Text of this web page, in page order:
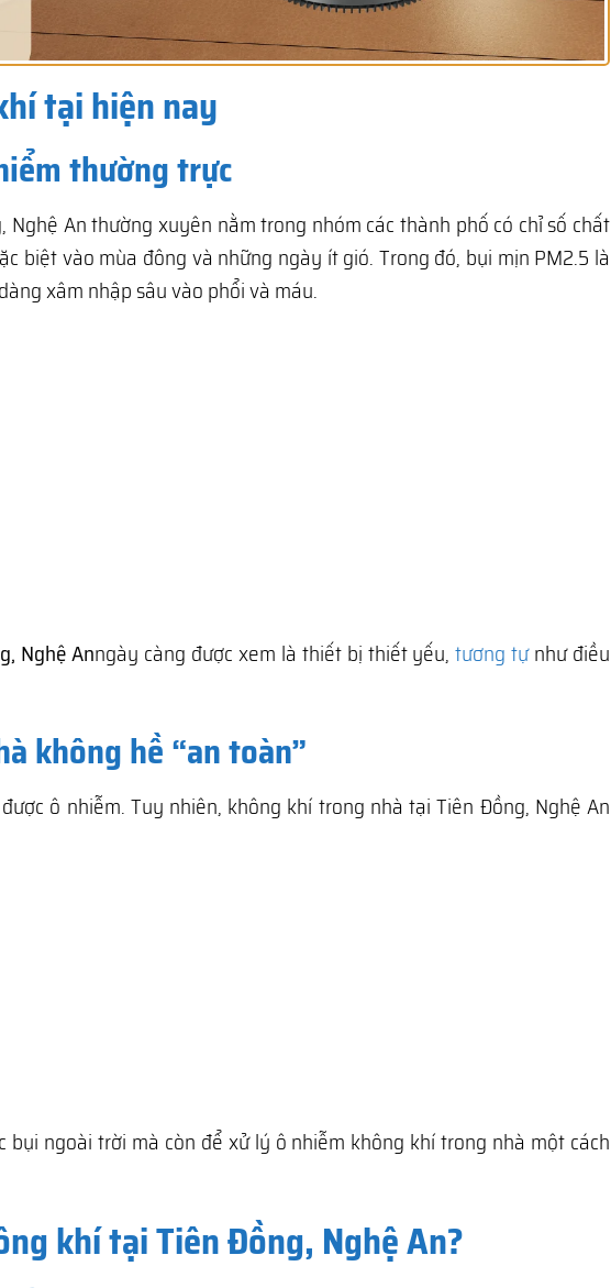
tại hiện nay
thường trực
An thường xuyên nằm trong nhóm các thành phố có chỉ số chất
biệt vào mùa đông và những ngày ít gió. Trong đó, bụi mịn PM2.5 là
xâm nhập sâu vào phổi và máu.
Nghệ Anngày càng được xem là thiết bị thiết yếu,tương tựnhư điều
không hề “an toàn”
ô nhiễm. Tuy nhiên, không khí trong nhà tại Tiên Đồng, Nghệ An
ngoài trời mà còn để xử lý ô nhiễm không khí trong nhà một cách
khí tại Tiên Đồng, Nghệ An?